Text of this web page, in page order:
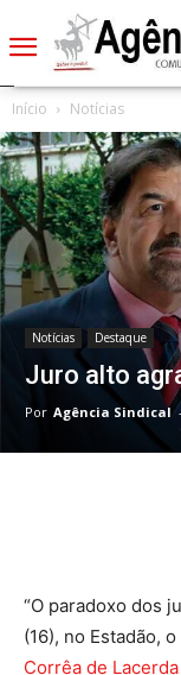
Início Notícias
Notícias Destaque
Juro alto
Por Agência Sindical
“O paradoxo dos
(16), no Estadão,
Corrêa de Lacerda